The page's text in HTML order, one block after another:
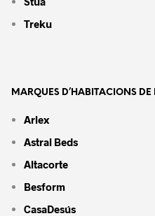
Treku
MARQUES D’HABITACIONS DE
Arlex
Astral Beds
Altacorte
Besform
CasaDesús